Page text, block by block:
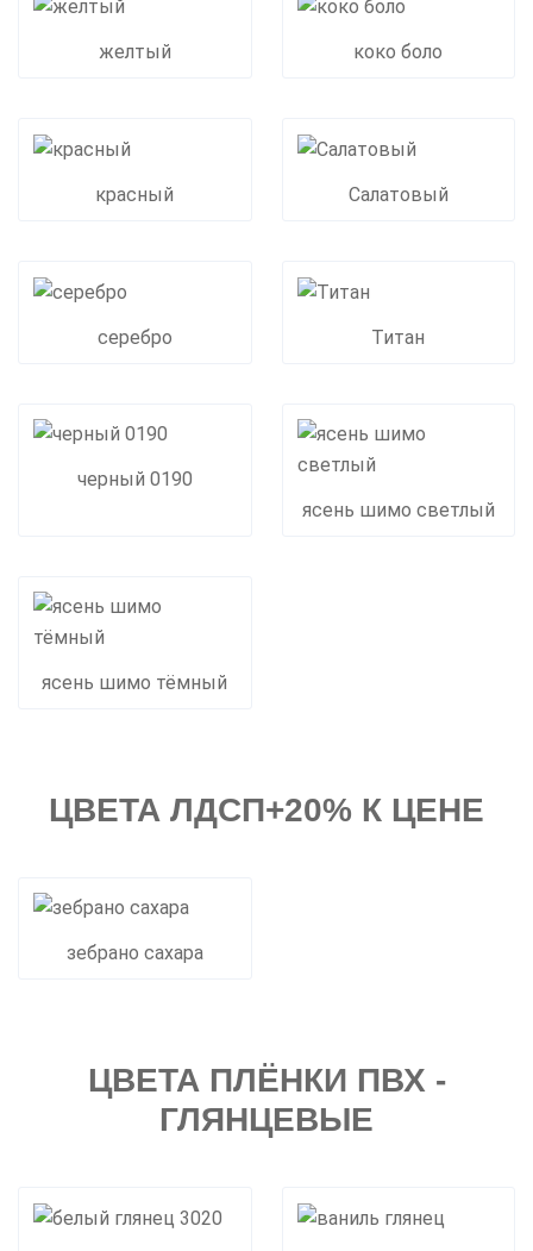
желтый коко боло
красный Салатовый
серебро Титан
черный 0190
ясень шимо светлый
ясень шимо тёмный
ЦВЕТА ЛДСП+20% К ЦЕНЕ
зебрано сахара
ЦВЕТА ПЛЁНКИ ПВХ -
ГЛЯНЦЕВЫЕ